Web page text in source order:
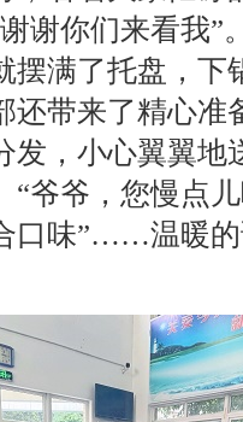
谢你们来看我”
摆满了托盘，下
还带来了精心准
发，小心翼翼地
“爷爷，您慢点
口味”……温暖